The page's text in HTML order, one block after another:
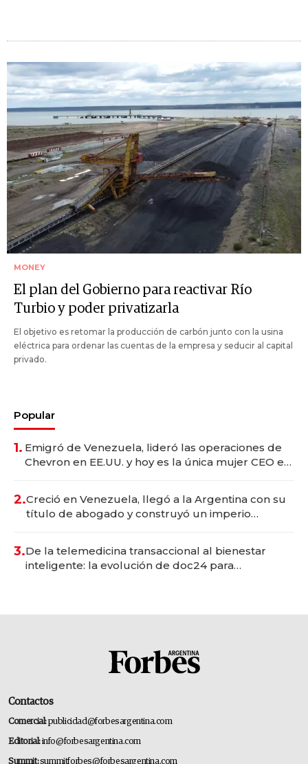
MONEY
El plan del Gobierno para reactivar Río
Turbio y poder privatizarla
El objetivo es retomar la producción de carbón junto con la usina
eléctrica para ordenar las cuentas de la empresa y seducir al capital
privado.
Popular
1. Emigró de Venezuela, lideró las operaciones de
Chevron en EE.UU. y hoy es la única mujer CEO en
2.Creció en Venezuela, llegó a la Argentina con su
título de abogado y construyó un imperio
3.De la telemedicina transaccional al bienestar
inteligente: la evolución de doc24 para
Contactos
Comercial:publicidad@forbesargentina.com
Editorial:info@forbesargentina.com
Summit:summitforbes@forbesargentina.com